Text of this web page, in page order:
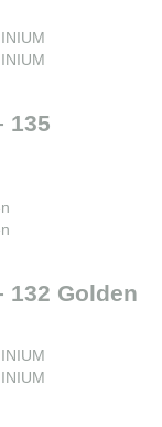
135
132 Golden